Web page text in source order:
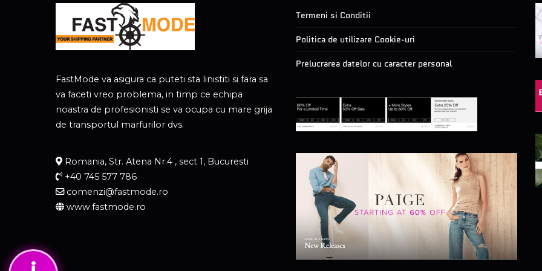
FastMode va asigura ca puteti sta linistiti si fara sa
va faceti vreo problema, in timp ce echipa
noastra de profesionisti se va ocupa cu mare grija
de transportul marfurilor dvs.
Romania, Str. Atena Nr.4 , sect 1, Bucuresti
+40 745 577 786
comenzi@fastmode.ro
www.fastmode.ro
Termeni si Conditii
Politica de utilizare Cookie-uri
Prelucrarea datelor cu caracter personal